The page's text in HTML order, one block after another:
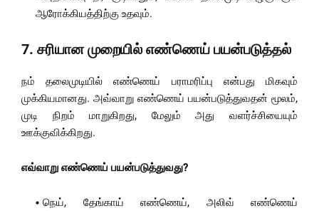
ஆரோக்கியத்திற்கு உதவும்.
7. சரியான முறையில் எண்ணெய் பயன்படுத்தல்
நம் தலைமுடியில் எண்ணெய் பராமரிப்பு என்பது மிகவும்
முக்கியமானது. அவ்வாறு எண்ணெய் பயன்படுத்துவதன் மூலம்,
முடி நிறம் மாறுகிறது, மேலும் அது வளர்ச்சியையும்
ஊக்குவிக்கிறது.
எவ்வாறு எண்ணெய் பயன்படுத்துவது?
நெய், தேங்காய் எண்ணெய், அலிவ் எண்ணெய்